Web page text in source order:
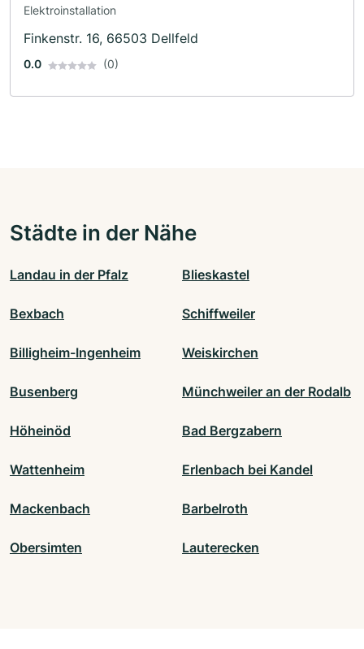
Elektroinstallation
Finkenstr. 16, 66503 Dellfeld
0.0 (0)
Städte in der Nähe
Landau in der Pfalz Blieskastel
Bexbach Schiffweiler
Billigheim-Ingenheim Weiskirchen
Busenberg Münchweiler an der Rodalb
Höheinöd Bad Bergzabern
Wattenheim Erlenbach bei Kandel
Mackenbach Barbelroth
Obersimten Lauterecken